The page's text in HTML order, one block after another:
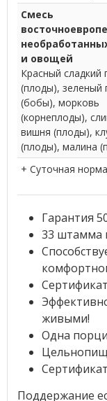
Смесь
и овощей
Красный сладкий
(плоды), зеленый
(бобы), морковь
(корнеплоды),
вишня (плоды),
(плоды), малина
+ Суточная
Гарантия
33 штамма
живыми!
Одна
Поддержание